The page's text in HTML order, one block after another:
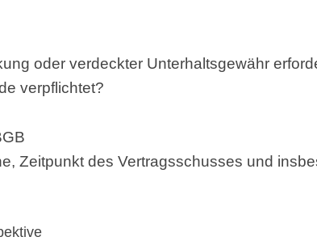
oder verdeckter Unterhaltsgewähr
verpflichtet?
Zeitpunkt des Vertragsschusses und